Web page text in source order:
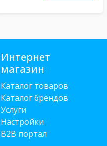
Интернет
магазин
Каталог товаров
Каталог брендов
Услуги
Настройки
B2B портал